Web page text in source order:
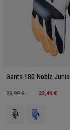
Gants 180 Noble
Price reduced from
29,99 €to 22,49 €
Product swatch
Product